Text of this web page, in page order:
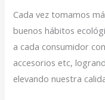
Cada vez tomamos
buenos hábitos
a cada consumidor
accesorios etc,
elevando nuestra